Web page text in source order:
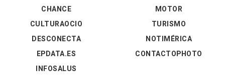
CHANCE
CULTURAOCIO
DESCONECTA
EPDATA.ES
INFOSALUS
MOTOR
TURISMO
NOTIMÉRICA
CONTACTOPHOTO